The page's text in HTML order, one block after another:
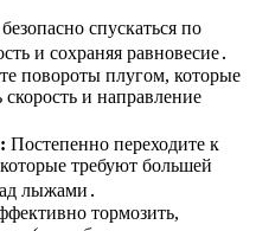
спускаться по
и сохраняя равновесие․
повороты плугом, которые
и направление
Постепенно переходите к
требуют большей
лыжами․
тормозить,